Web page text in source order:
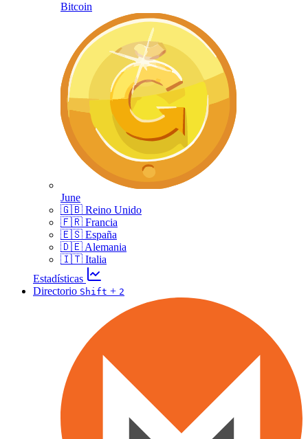
Bitcoin
June
🇬🇧 Reino Unido
🇫🇷 Francia
🇪🇸 España
🇩🇪 Alemania
🇮🇹 Italia
Estadísticas
Directorio Shift + 2